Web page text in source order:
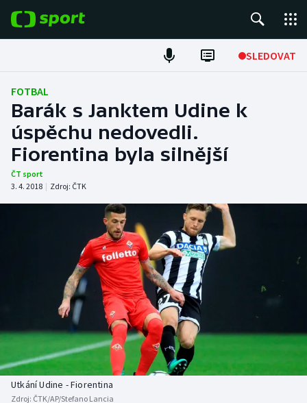
SLEDOVAT
Fotbal
Hokej
Tenis
Atletika
DALŠÍ SPORTY
Americký fotbal
Baseball a softbal
Basketbal
Biatlon
NEPŘEHLÉDNĚTE
Soutěže
Historické návraty
Aplikace ČT sport
FOTBAL
Barák s Janktem Udine k
úspěchu nedovedli.
Fiorentina byla silnější
ČT sport
3. 4. 2018 | Zdroj: ČTK
Utkání Udine - Fiorentina
Zdroj: ČTK/AP/Stefano Lancia